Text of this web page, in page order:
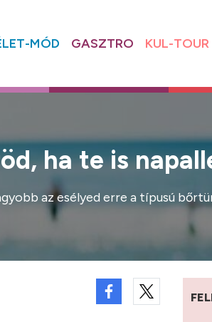
MÓD GASZTRO KUL-TOUR
ha te is
az esélyed erre a típusú